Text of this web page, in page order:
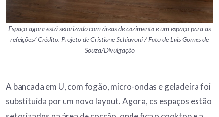
Espaço agora está setorizado com áreas de cozimento e um espaço para as
refeições/ Crédito: Projeto de Cristiane Schiavoni / Foto de Luis Gomes de
Souza/Divulgação
A bancada em U, com fogão, micro-ondas e geladeira foi
substituída por um novo layout. Agora, os espaços estão